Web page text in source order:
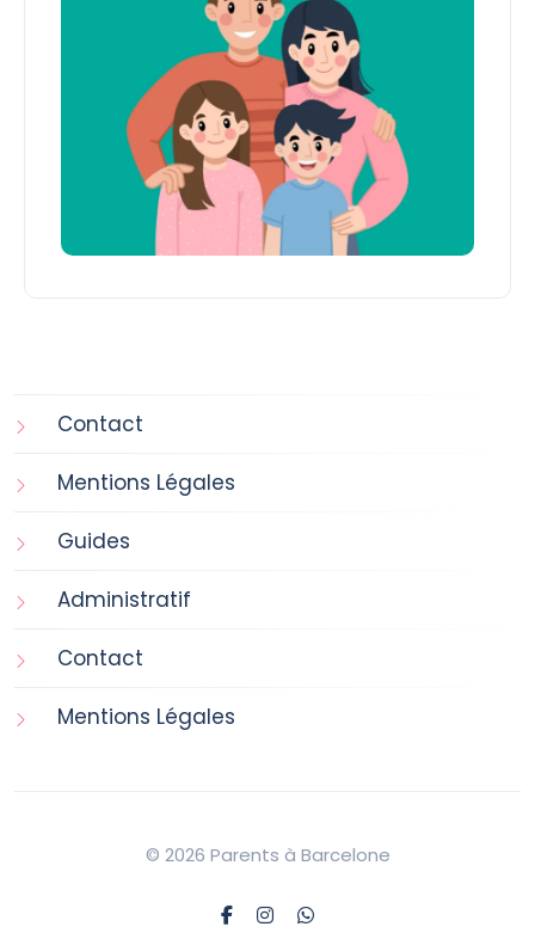
Contact
Mentions Légales
Guides
Administratif
Contact
Mentions Légales
© 2026 Parents à Barcelone